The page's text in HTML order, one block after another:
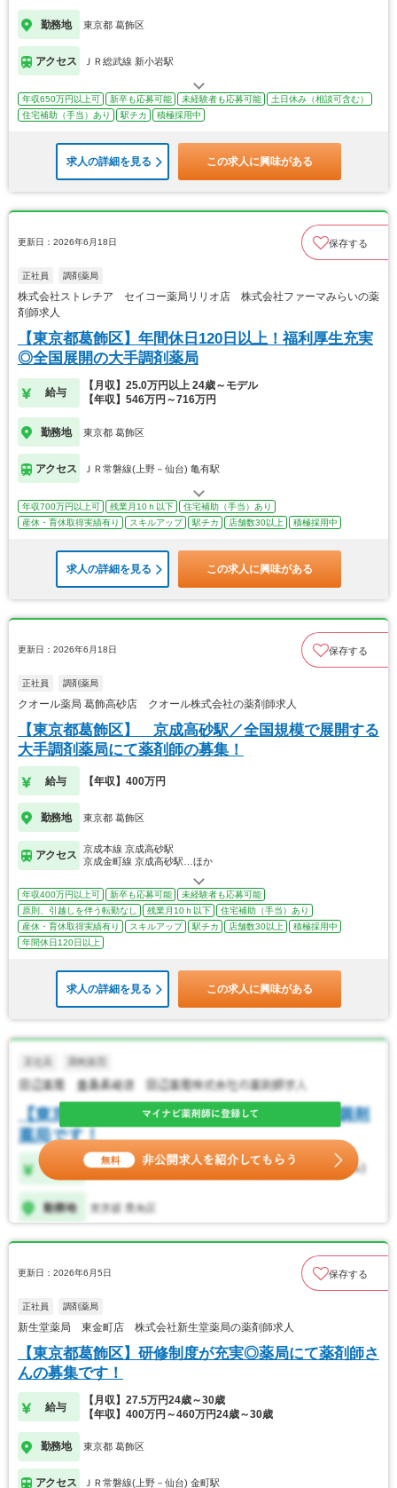
勤務地 東京都 葛飾区
アクセス ＪＲ総武線 新小岩駅
年収650万円以上可 新卒も応募可能 未経験者も応募可能
土日休み（相談可含む）
住宅補助（手当）あり
駅チカ 積極採用中
求人の詳細を見る この求人に興味がある
更新日：2026年6月18日 保存する
正社員 調剤薬局
株式会社ストレチア セイコー薬局リリオ店 株式会社ファーマみらいの薬
剤師求人
【東京都葛飾区】年間休日120日以上！福利厚生充実
◎全国展開の大手調剤薬局
給与
【月収】25.0万円以上 24歳～モデル
【年収】546万円～716万円
勤務地 東京都 葛飾区
アクセス ＪＲ常磐線(上野－仙台) 亀有駅
年収700万円以上可 残業月10ｈ以下
住宅補助（手当）あり
産休・育休取得実績有り
スキルアップ 駅チカ 店舗数30以上 積極採用中
求人の詳細を見る この求人に興味がある
更新日：2026年6月18日 保存する
正社員 調剤薬局
クオール薬局 葛飾高砂店 クオール株式会社の薬剤師求人
【東京都葛飾区】 京成高砂駅／全国規模で展開する
大手調剤薬局にて薬剤師の募集！
給与 【年収】400万円
勤務地 東京都 葛飾区
アクセス
京成本線 京成高砂駅
京成金町線 京成高砂駅…ほか
年収400万円以上可 新卒も応募可能
未経験者も応募可能
原則、引越しを伴う転勤なし
残業月10ｈ以下
住宅補助（手当）あり
産休・育休取得実績有り
スキルアップ 駅チカ 店舗数30以上
積極採用中
年間休日120日以上
求人の詳細を見る この求人に興味がある
更新日：2026年6月5日 保存する
正社員 調剤薬局
新生堂薬局 東金町店 株式会社新生堂薬局の薬剤師求人
【東京都葛飾区】研修制度が充実◎薬局にて薬剤師さ
んの募集です！
給与
【月収】27.5万円24歳～30歳
【年収】400万円～460万円24歳～30歳
勤務地 東京都 葛飾区
アクセス ＪＲ常磐線(上野－仙台) 金町駅